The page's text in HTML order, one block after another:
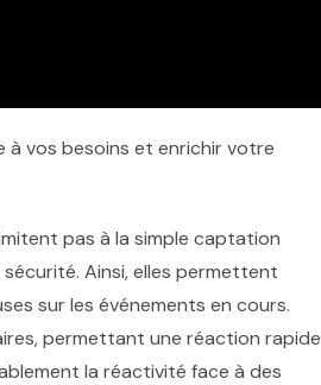
vos besoins et enrichir votre
pas à la simple captation
Ainsi, elles permettent
sur les événements en cours.
permettant une réaction rapide
la réactivité face à des